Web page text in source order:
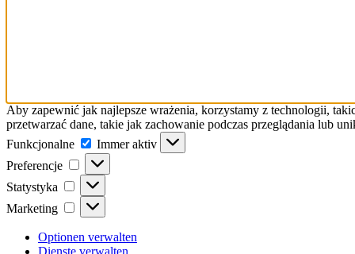
Aby zapewnić jak najlepsze wrażenia, korzystamy z technologii,
przetwarzać dane, takie jak zachowanie podczas przeglądania lub
Funkcjonalne
Funkcjonalne
Immer aktiv
Preferencje
Preferencje
Statystyka Statystyka
Marketing Marketing
Optionen verwalten
Dienste verwalten